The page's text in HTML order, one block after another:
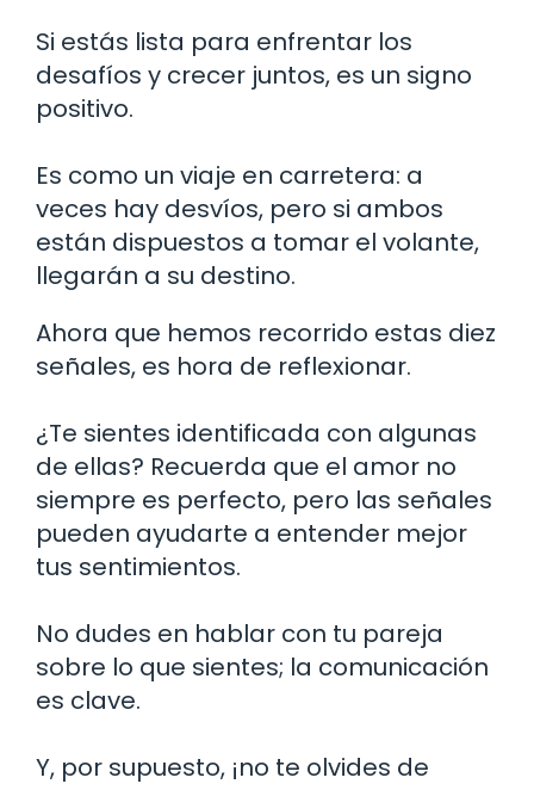
Si estás lista para enfrentar los
desafíos y crecer juntos, es un signo
positivo.
Es como un viaje en carretera: a
veces hay desvíos, pero si ambos
están dispuestos a tomar el volante,
llegarán a su destino.
Ahora que hemos recorrido estas diez
señales, es hora de reflexionar.
¿Te sientes identificada con algunas
de ellas? Recuerda que el amor no
siempre es perfecto, pero las señales
pueden ayudarte a entender mejor
tus sentimientos.
No dudes en hablar con tu pareja
sobre lo que sientes; la comunicación
es clave.
Y, por supuesto, ¡no te olvides de